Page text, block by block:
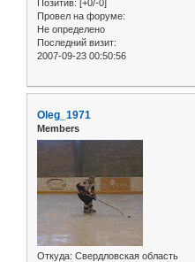
Позитив: [+0/-0]
Провел на форуме:
Не определено
Последний визит:
2007-09-23 00:50:56
Oleg_1971
Members
Откуда: Свердловская область